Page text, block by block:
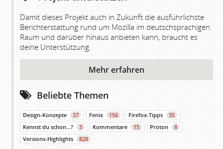
Damit dieses Projekt auch in Zukunft die ausführlichste
Berichterstattung rund um Mozilla im deutschsprachigen
Raum und darüber hinaus anbieten kann, braucht es
deine Unterstützung.
Mehr erfahren
Beliebte Themen
Design-Konzepte 37 Fenix 156 Firefox-Tipps
35
Kennst du schon…?
3 Kommentare 15 Proton
8
Versions-Highlights
828